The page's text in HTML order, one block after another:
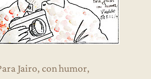
Jairo, con humor,